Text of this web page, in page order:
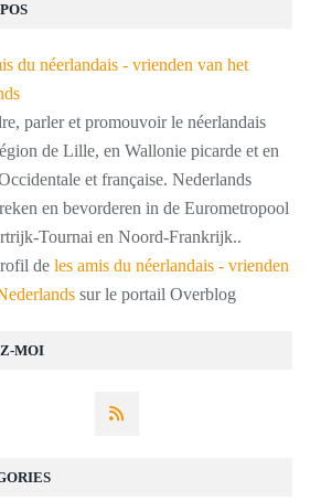
MOI
parler et promouvoir le néerlandais
de Lille, en Wallonie picarde et en
et française. Nederlands
en bevorderen in de Eurometropool
Tournai en Noord-Frankrijk..
de les amis du néerlandais - vrienden
sur le portail Overblog